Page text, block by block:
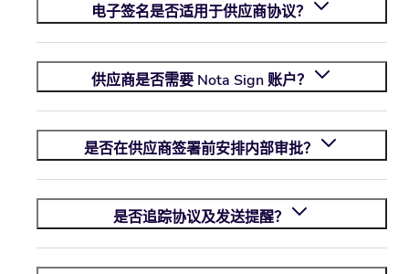
电子签名是否适用于供应商协议？
供应商是否需要 Nota Sign账户？
是否在供应商签署前安排内部审批？
是否追踪协议及发送提醒？